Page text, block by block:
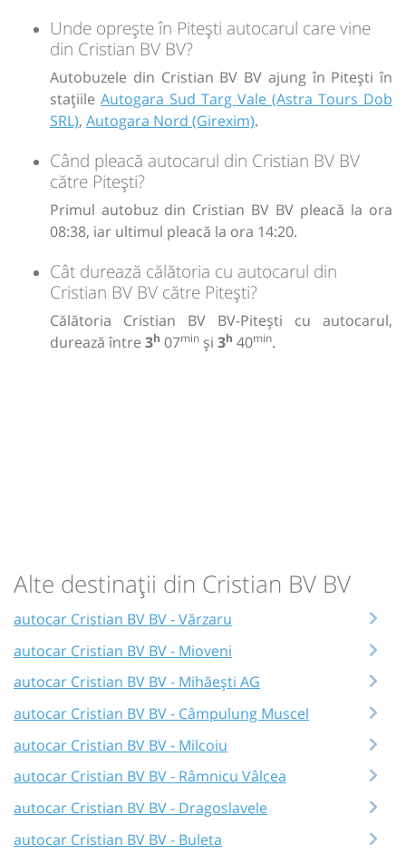
Unde oprește în Pitești autocarul care vine
din Cristian BV BV?
Autobuzele din Cristian BV BV ajung în Pitești în
stațiile Autogara Sud Targ Vale (Astra Tours Dob
SRL), Autogara Nord (Girexim).
Când pleacă autocarul din Cristian BV BV
către Pitești?
Primul autobuz din Cristian BV BV pleacă la ora
08:38, iar ultimul pleacă la ora 14:20.
Cât durează călătoria cu autocarul din
Cristian BV BV către Pitești?
Călătoria Cristian BV BV-Pitești cu autocarul,
durează între 3h 07min și 3h 40min.
Alte destinații din Cristian BV BV
autocar Cristian BV BV - Vărzaru
autocar Cristian BV BV - Mioveni
autocar Cristian BV BV - Mihăești AG
autocar Cristian BV BV - Câmpulung Muscel
autocar Cristian BV BV - Milcoiu
autocar Cristian BV BV - Râmnicu Vâlcea
autocar Cristian BV BV - Dragoslavele
autocar Cristian BV BV - Buleta